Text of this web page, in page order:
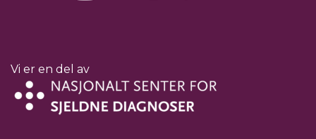
Vi er en del av